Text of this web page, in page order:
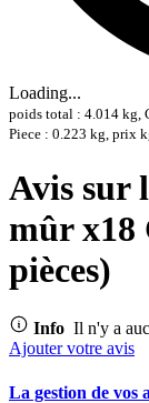
Loading...
poids total : 4.014 kg,
Piece : 0.223 kg, prix
Avis sur
mûr x18
pièces)
Info Il n'y a
Ajouter votre avis
La gestion de vos